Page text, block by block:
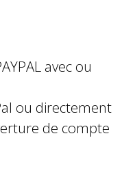
avec ou
ou directement
de compte